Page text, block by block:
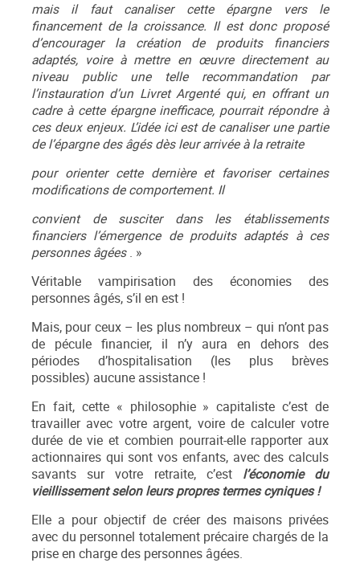
mais il faut canaliser cette épargne vers le
financement de la croissance. Il est donc proposé
d’encourager la création de produits financiers
adaptés, voire à mettre en œuvre directement au
niveau public une telle recommandation par
l’instauration d’un Livret Argenté qui, en offrant un
cadre à cette épargne inefficace, pourrait répondre à
ces deux enjeux. L’idée ici est de canaliser une partie
de l’épargne des âgés dès leur arrivée à la retraite
pour orienter cette dernière et favoriser certaines
modifications de comportement. Il
convient de susciter dans les établissements
financiers l’émergence de produits adaptés à ces
personnes âgées. »
Véritable vampirisation des économies des
personnes âgés, s’il en est !
Mais, pour ceux – les plus nombreux – qui n’ont pas
de pécule financier, il n’y aura en dehors des
périodes d’hospitalisation (les plus brèves
possibles) aucune assistance !
En fait, cette « philosophie » capitaliste c’est de
travailler avec votre argent, voire de calculer votre
durée de vie et combien pourrait-elle rapporter aux
actionnaires qui sont vos enfants, avec des calculs
savants sur votre retraite, c’est l’économie du
vieillissement selon leurs propres termes cyniques !
Elle a pour objectif de créer des maisons privées
avec du personnel totalement précaire chargés de la
prise en charge des personnes âgées.